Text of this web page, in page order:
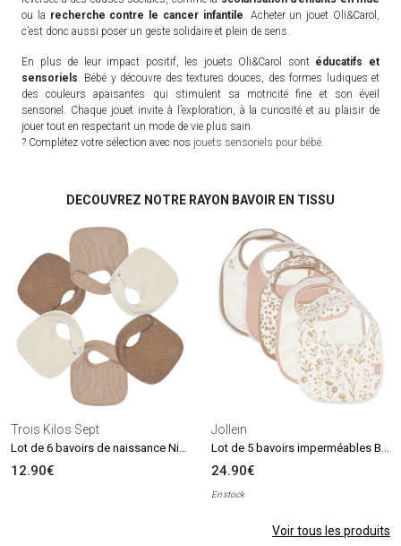
ou la recherche contre le cancer infantile . Acheter un jouet Oli&Carol,
c’est donc aussi poser un geste solidaire et plein de sens.
En plus de leur impact positif, les jouets Oli&Carol sont éducatifs et
sensoriels . Bébé y découvre des textures douces, des formes ludiques et
des couleurs apaisantes qui stimulent sa motricité fine et son éveil
sensoriel. Chaque jouet invite à l’exploration, à la curiosité et au plaisir de
jouer tout en respectant un mode de vie plus sain.
? Complétez votre sélection avec nos jouets sensoriels pour bébé.
DECOUVREZ NOTRE RAYON BAVOIR EN TISSU
Trois Kilos Sept
12.90€
Jollein
24.90€
En stock
Voir tous les produits